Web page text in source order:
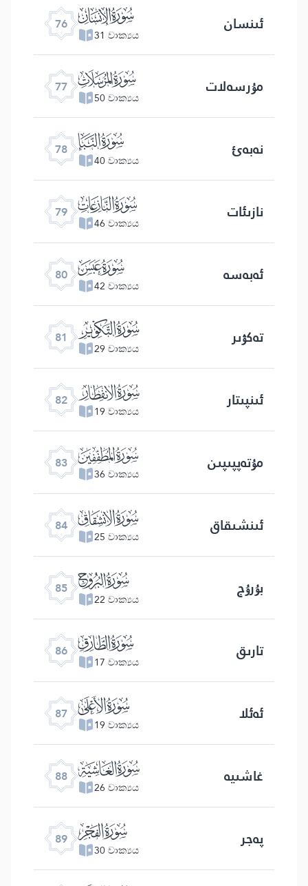
76 ﯹ
31 වාක්‍යය ئىنسان
77 ﯺ
50 වාක්‍යය مۇرسەلات
78 ﯻ
40 වාක්‍යය نەبەئ
79 ﯼ
46 වාක්‍යය نازىئات
80 ﯽ
42 වාක්‍යය ئەبەسە
81 ﯾ
29 වාක්‍යය تەكۋىر
82 ﯿ
19 වාක්‍යය ئىنپىتار
83 ﰀ
36 වාක්‍යය مۇتەپپىپىن
84 ﰁ
25 වාක්‍යය ئىنشىقاق
85 ﰂ
22 වාක්‍යය بۇرۇج
86 ﰃ
17 වාක්‍යය تارىق
87 ﰄ
19 වාක්‍යය ئەئلا
88 ﰅ
26 වාක්‍යය غاشىيە
89 ﰆ
30 වාක්‍යය پەجر